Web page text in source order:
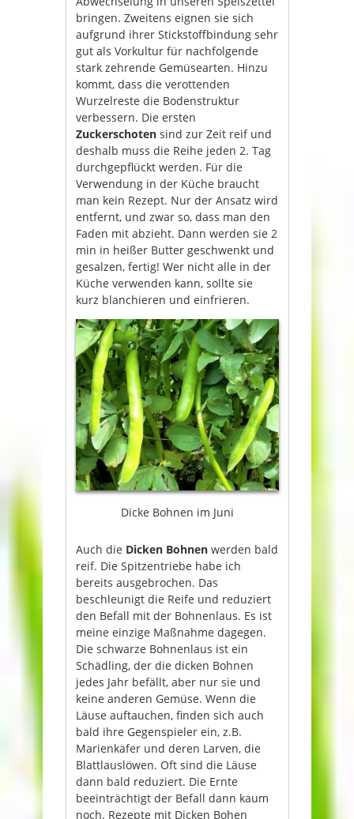
bringen. Zweitens eignen sie sich
aufgrund ihrer Stickstoffbindung sehr
gut als Vorkultur für nachfolgende
stark zehrende Gemüsearten. Hinzu
kommt, dass die verottenden
Wurzelreste die Bodenstruktur
verbessern. Die ersten
Zuckerschoten sind zur Zeit reif und
deshalb muss die Reihe jeden 2. Tag
durchgepflückt werden. Für die
Verwendung in der Küche braucht
man kein Rezept. Nur der Ansatz wird
entfernt, und zwar so, dass man den
Faden mit abzieht. Dann werden sie 2
min in heißer Butter geschwenkt und
gesalzen, fertig! Wer nicht alle in der
Küche verwenden kann, sollte sie
kurz blanchieren und einfrieren.
Dicke Bohnen im Juni
Auch die Dicken Bohnen werden bald
reif. Die Spitzentriebe habe ich
bereits ausgebrochen. Das
beschleunigt die Reife und reduziert
den Befall mit der Bohnenlaus. Es ist
meine einzige Maßnahme dagegen.
Die schwarze Bohnenlaus ist ein
Schädling, der die dicken Bohnen
jedes Jahr befällt, aber nur sie und
keine anderen Gemüse. Wenn die
Läuse auftauchen, finden sich auch
bald ihre Gegenspieler ein, z.B.
Marienkäfer und deren Larven, die
Blattlauslöwen. Oft sind die Läuse
dann bald reduziert. Die Ernte
beeinträchtigt der Befall dann kaum
noch. Rezepte mit Dicken Bohen